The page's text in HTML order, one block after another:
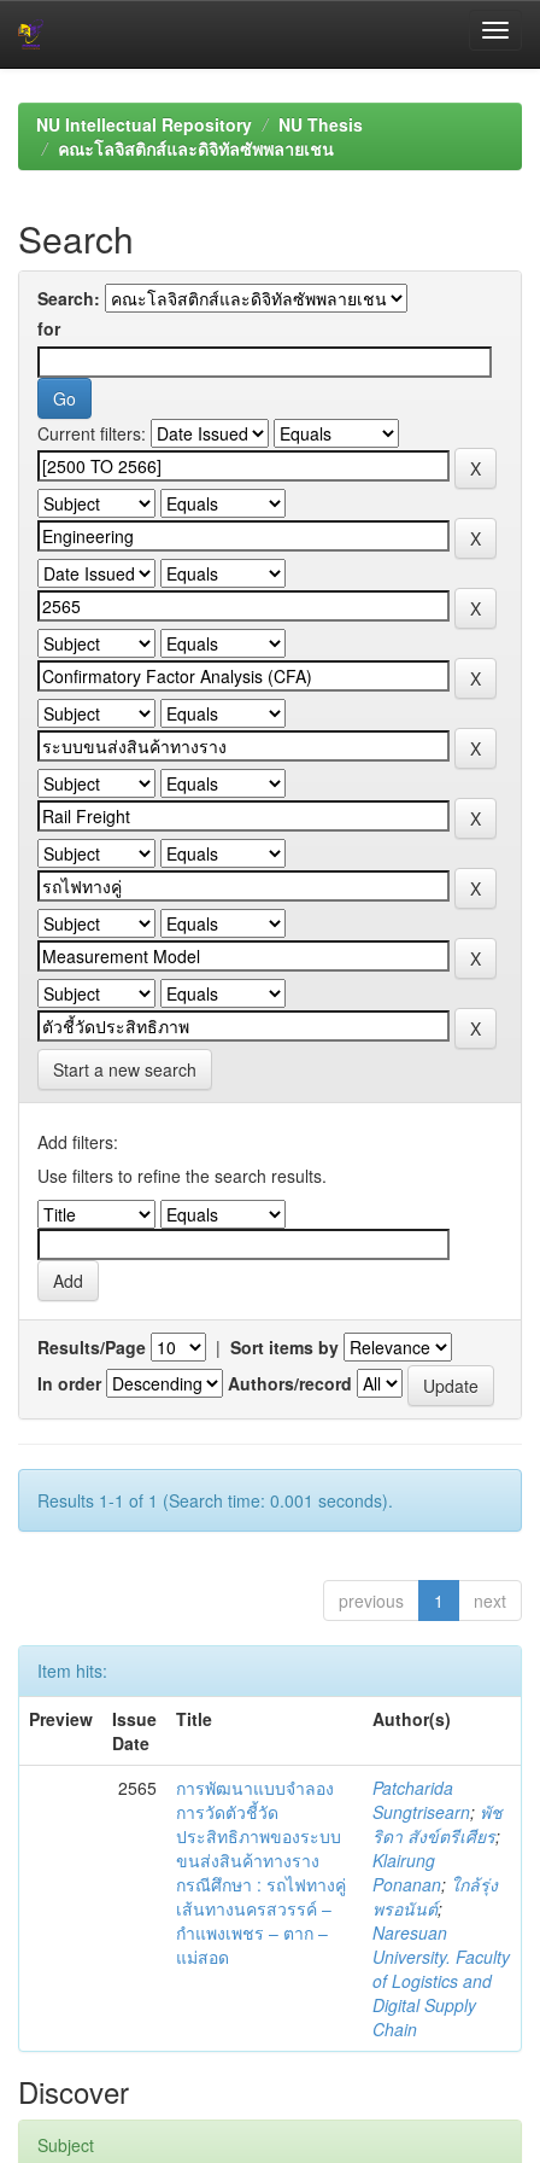
navigationNU Intellectual Repository
NU Thesis
คณะโลจิสติกส์และดิจิทัลซัพพลายเชน
Search
Search:
for
Current filters:
Start a new search
Add filters:
Use filters to refine the search results.
Results/Page | Sort items by
In order
Authors/record
Results 1-1 of 1 (Search time: 0.001 seconds).
previous 1 next
Item hits:
Preview
Issue
Date
Title Author(s)
2565
การพัฒนาแบบจำลอง
การวัดตัวชี้วัด
ประสิทธิภาพของระบบ
ขนส่งสินค้าทางราง
กรณีศึกษา : รถไฟทางคู่
เส้นทางนครสวรรค์ –
กำแพงเพชร – ตาก –
แม่สอด
Patcharida
Sungtrisearn; พัช
ริดา สังข์ตรีเศียร;
Klairung
Ponanan; ใกล้รุ่ง
พรอนันต์;
Naresuan
University. Faculty
of Logistics and
Digital Supply
Chain
Discover
Subject